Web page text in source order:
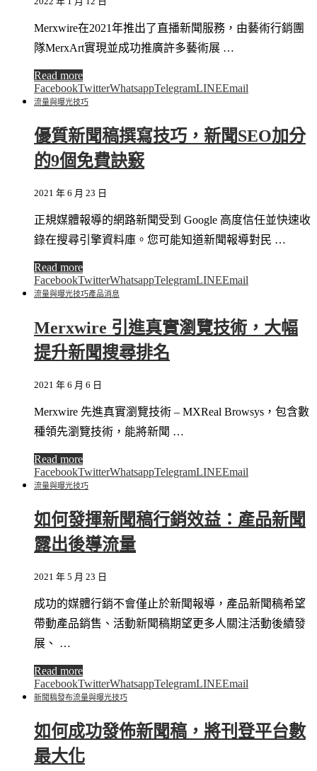
Merxwire在2021年推出了直播新聞服務，由藝術行銷團
隊MerxArt實現並成功推廣許多藝術展 …
Read more
FacebookTwitterWhatsappTelegramLINEEmail
流量與曝光技巧
優質新聞稿撰寫技巧，新聞SEO加分
的9個免費訣竅
2021 年 6 月 23 日
正規媒體報導的網路新聞受到 Google 高度信任並快速收
錄在搜尋引擎資料庫。您可能知道新聞報導對民 …
Read more
FacebookTwitterWhatsappTelegramLINEEmail
流量與曝光技巧產品消息
Merxwire 引進真實瀏覽技術，大幅
提升新聞搜尋排名
2021 年 6 月 6 日
Merxwire 先進真實瀏覽技術 – MXReal Browsys，包含數
種領先瀏覽技術，能將新聞 …
Read more
FacebookTwitterWhatsappTelegramLINEEmail
流量與曝光技巧
如何發揮新聞稿行銷效益：產品新聞
露出後導流量
2021 年 5 月 23 日
成功的媒體行銷不會僅止於新聞報導，產品新聞稿希望
帶動產品銷售、活動新聞稿期望更多人關注活動後續發
展、 …
Read more
FacebookTwitterWhatsappTelegramLINEEmail
新聞稿發布流量與曝光技巧
如何成功發佈新聞稿，將刊登平台數
最大化